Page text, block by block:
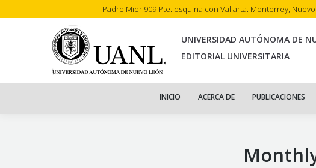
Padre Mier 909 Pte. esquina con Vallarta. Monterrey, Nuevo
UNIVERSIDAD AUTÓNOMA DE
EDITORIAL UNIVERSITARIA
INICIO ACERCA DE PUBLICACIONES
INICIO